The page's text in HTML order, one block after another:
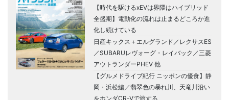
【時代を駆けるxEVは界隈はハイブリッド
全盛期】電動化の流れは止まるどころか進
化し続けている
日産キックス＋エルグランド／レクサスES
／SUBARUレヴォーグ・レイバック／三菱
アウトランダーPHEV 他
【グルメドライブ紀行 ニッポンの優食】静
岡・浜松編／翡翠色の暴れ川、天竜川沿い
をホンダCR-Vで旅する